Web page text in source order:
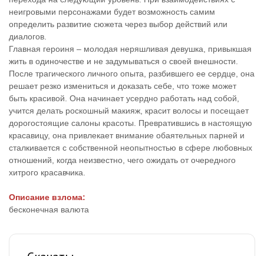
неигровыми персонажами будет возможность самим
определить развитие сюжета через выбор действий или
диалогов.
Главная героиня – молодая неряшливая девушка, привыкшая
жить в одиночестве и не задумываться о своей внешности.
После трагического личного опыта, разбившего ее сердце, она
решает резко измениться и доказать себе, что тоже может
быть красивой. Она начинает усердно работать над собой,
учится делать роскошный макияж, красит волосы и посещает
дорогостоящие салоны красоты. Превратившись в настоящую
красавицу, она привлекает внимание обаятельных парней и
сталкивается с собственной неопытностью в сфере любовных
отношений, когда неизвестно, чего ожидать от очередного
хитрого красавчика.
Описание взлома:
бесконечная валюта